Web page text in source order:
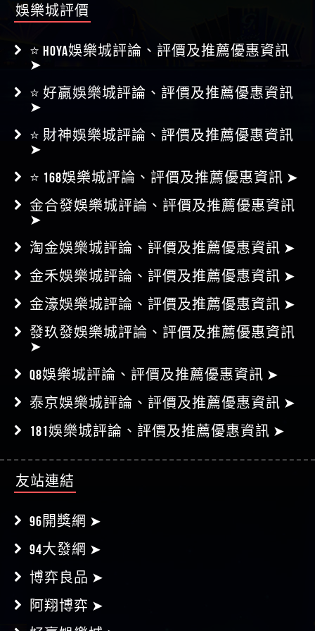
娛樂城評價
⭐ HOYA娛樂城評論、評價及推薦優惠資訊
➤
⭐ 好贏娛樂城評論、評價及推薦優惠資訊
➤
⭐ 財神娛樂城評論、評價及推薦優惠資訊
➤
⭐ 168娛樂城評論、評價及推薦優惠資訊 ➤
金合發娛樂城評論、評價及推薦優惠資訊
➤
淘金娛樂城評論、評價及推薦優惠資訊 ➤
金禾娛樂城評論、評價及推薦優惠資訊 ➤
金濠娛樂城評論、評價及推薦優惠資訊 ➤
發玖發娛樂城評論、評價及推薦優惠資訊
➤
Q8娛樂城評論、評價及推薦優惠資訊 ➤
泰京娛樂城評論、評價及推薦優惠資訊 ➤
181娛樂城評論、評價及推薦優惠資訊 ➤
友站連結
96開獎網 ➤
94大發網 ➤
博弈良品 ➤
阿翔博弈 ➤